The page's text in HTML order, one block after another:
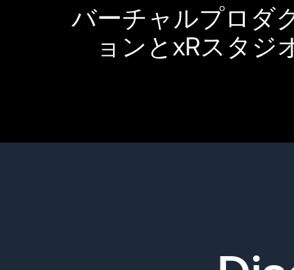
バーチャルプロダ
ョンとxRスタジ